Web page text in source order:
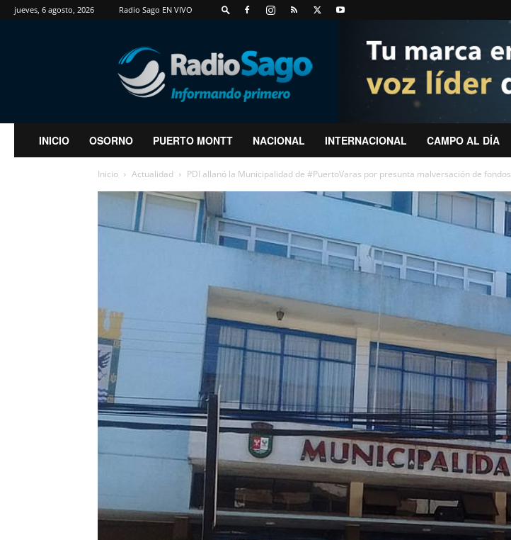
jueves, 6 agosto, 2026 Radio Sago EN VIVO
RadioSago
INICIO OSORNO PUERTO MONTT NACIONAL INTERNACIONAL CAMPO AL DÍA
Inicio Actualidad PDI allanó la Municipalidad de #PuertoVaras por presunta malversación de fondos